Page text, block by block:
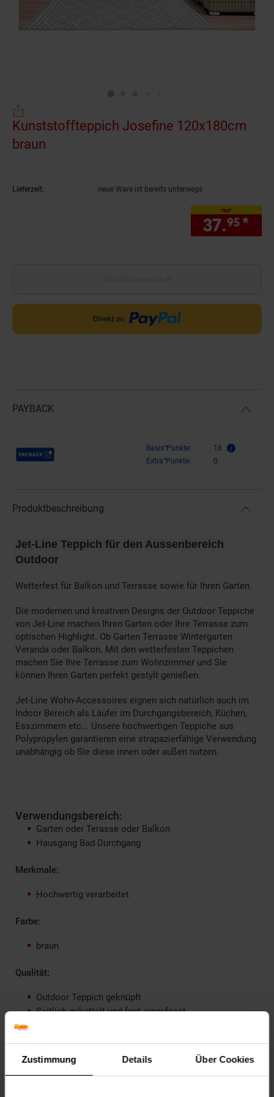
Zustimmung Details Über Cookies
Kunststoffteppich Josefine 120x180cm
braun
Lieferzeit: neue Ware ist bereits unterwegs
nur
37.95 *
PAYBACK
Payback Punkte Basis°Punkte:
18
Extra°Punkte:
0
Produktbeschreibung
Jet-Line Teppich für den Aussenbereich
Outdoor
Wetterfest für Balkon und Terrasse sowie für Ihren Garten.
Die modernen und kreativen Designs der Outdoor Teppiche
von Jet-Line machen Ihren Garten oder Ihre Terrasse zum
optischen Highlight. Ob Garten Terrasse Wintergarten
Veranda oder Balkon. Mit den wetterfesten Teppichen
machen Sie Ihre Terrasse zum Wohnzimmer und Sie
können Ihren Garten perfekt gestylt genießen.
Jet-Line Wohn-Accessoires eignen sich natürlich auch im
Indoor Bereich als Läufer im Durchgangsbereich, Küchen,
Esszimmern etc... Unsere hochwertigen Teppiche aus
Polypropylen garantieren eine strapazierfähige Verwendung
unabhängig ob Sie diese innen oder außen nutzen.
Verwendungsbereich:
Garten oder Terasse oder Balkon
Hausgang Bad Durchgang
Merkmale:
Hochwertig verarbeitet
Farbe:
braun
Qualität:
Outdoor Teppich geknüpft
Seitlich gekettelt und fest eingefasst
Keine Fussel oder Flusen auch für Fußbodenheizungen